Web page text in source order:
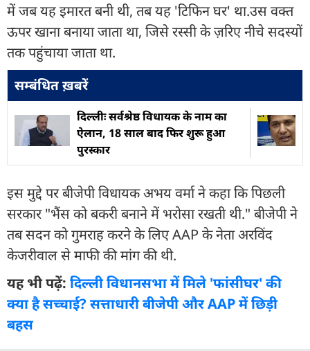
में जब यह इमारत बनी थी, तब यह 'टिफिन घर' था.उस वक्त
ऊपर खाना बनाया जाता था, जिसे रस्सी के ज़रिए नीचे सदस्यों
तक पहुंचाया जाता था.
सम्बंधित ख़बरें
दिल्लीः सर्वश्रेष्ठ विधायक के नाम का
ऐलान, 18 साल बाद फिर शुरू हुआ
पुरस्कार
इस मुद्दे पर बीजेपी विधायक अभय वर्मा ने कहा कि पिछली
सरकार "भैंस को बकरी बनाने में भरोसा रखती थी." बीजेपी ने
तब सदन को गुमराह करने के लिए AAP के नेता अरविंद
केजरीवाल से माफी की मांग की थी.
यह भी पढ़ें: दिल्ली विधानसभा में मिले 'फांसीघर' की
क्या है सच्चाई? सत्ताधारी बीजेपी और AAP में छिड़ी
बहस